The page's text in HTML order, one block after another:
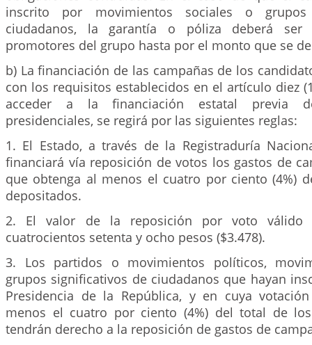
inscrito por movimientos sociales o
ciudadanos, la garantía o póliza deberá
promotores del grupo hasta por el monto que se
b) La financiación de las campañas de los
con los requisitos establecidos en el artículo diez
acceder a la financiación estatal previa
presidenciales, se regirá por las siguientes reglas:
1. El Estado, a través de la Registraduría
financiará vía reposición de votos los gastos de
que obtenga al menos el cuatro por ciento (4%)
depositados.
2. El valor de la reposición por voto
cuatrocientos setenta y ocho pesos ($3.478).
3. Los partidos o movimientos políticos,
grupos significativos de ciudadanos que hayan
Presidencia de la República, y en cuya
menos el cuatro por ciento (4%) del total de
tendrán derecho a la reposición de gastos de